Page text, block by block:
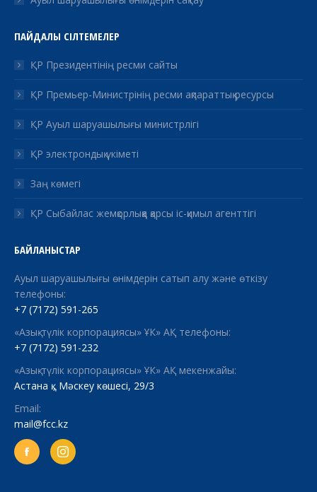
ПАЙДАЛЫ СІЛТЕМЕЛЕР
ҚР Президентінің ресми сайты
ҚР Премьер-Министрінің ресми ақпараттық ресурсы
ҚР Ауыл шаруашылығы министрлігі
ҚР электрондық үкіметі
Заң көмегі
ҚР Сыбайлас жемқорлыққа қарсы іс-қимыл агенттігі
БАЙЛАНЫСТАР
Ауыл шаруашылығы өнімдерін сатып алу және өткізу
телефоны:
+7 (7172) 591-265
«Азық-түлік корпорациясы» ҰК» АҚ телефоны:
+7 (7172) 591-232
«Азық-түлік корпорациясы» ҰК» АҚ мекенжайы:
Астана қ., Мәскеу көшесі, 29/3
Email:
mail@fcc.kz
Facebook